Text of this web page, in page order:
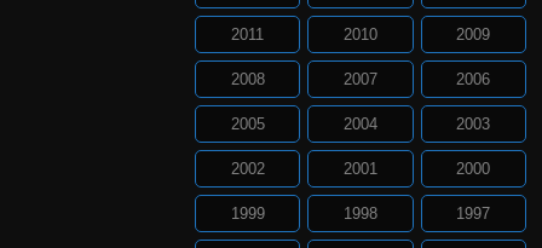
2011 2010 2009
2008 2007 2006
2005 2004 2003
2002 2001 2000
1999 1998 1997